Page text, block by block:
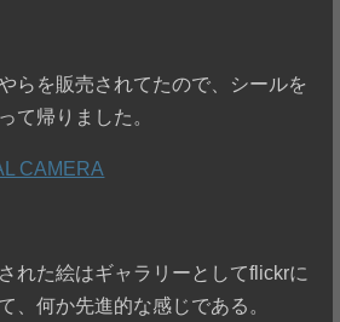
らを販売されてたので、シールを
て帰りました。
れた絵はギャラリーとしてflickrに
、何か先進的な感じである。